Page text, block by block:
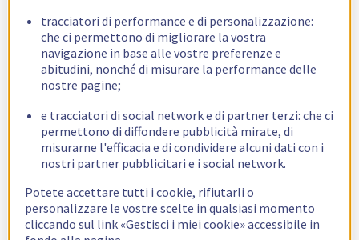
tracciatori di performance e di personalizzazione:
che ci permettono di migliorare la vostra
navigazione in base alle vostre preferenze e
abitudini, nonché di misurare la performance delle
nostre pagine;
e tracciatori di social network e di partner terzi: che ci
permettono di diffondere pubblicità mirate, di
misurarne l'efficacia e di condividere alcuni dati con i
nostri partner pubblicitari e i social network.
Potete accettare tutti i cookie, rifiutarli o
personalizzare le vostre scelte in qualsiasi momento
cliccando sul link «Gestisci i miei cookie» accessibile in